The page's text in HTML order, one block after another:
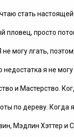
стать настоящей
пловец, просто
не могу лгать,
недостатка я не
и Мастерство.
по дереву. Когда
Мэдлин Хэттер и